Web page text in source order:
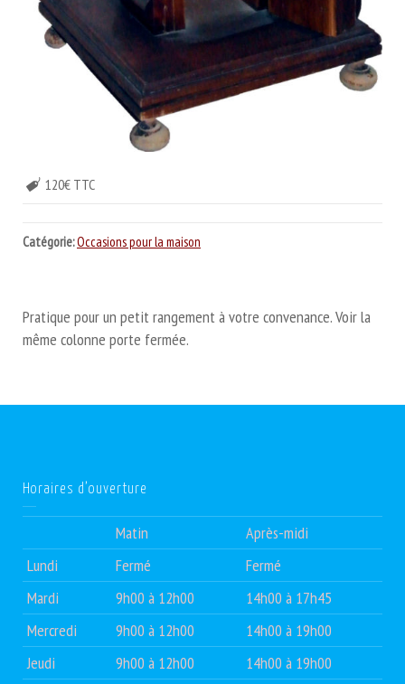
120€ TTC
Catégorie:Occasions pour la maison
Pratique pour un petit rangement à votre convenance. Voir la
même colonne porte fermée.
Horaires d’ouverture
Matin
Après-midi
Lundi
Fermé
Fermé
Mardi
9h00 à 12h00
14h00 à 17h45
Mercredi
9h00 à 12h00
14h00 à 19h00
Jeudi
9h00 à 12h00
14h00 à 19h00